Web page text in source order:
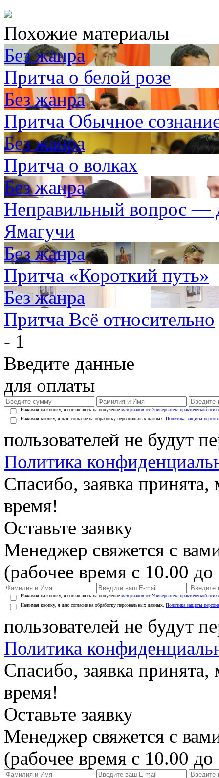
Похожие материалы
Без жанра
Притча о белой розе
Без жанра
Притча Обычное
Без жанра
Притча о волках
Без жанра
Неправильный вопрос —
Ямагучи
Без жанра
Притча «Короткий путь»
Без жанра
Притча Всё относительно
- 1
Введите данные
для оплаты
Нажимая на кнопку, я соглашаюсь на получение материалов от Университета практической
Нажимая кнопку, я даю согласие на обработку персональных данных. Политика защиты
пользователей не будут
Политика
Спасибо, заявка
время!
Оставьте заявку
Менеджер свяжется с
(рабочее время с 10.00
Нажимая на кнопку, я соглашаюсь на получение материалов от Университета практической
Нажимая кнопку, я даю согласие на обработку персональных данных. Политика защиты
пользователей не будут
Политика
Спасибо, заявка
время!
Оставьте заявку
Менеджер свяжется с
(рабочее время с 10.00